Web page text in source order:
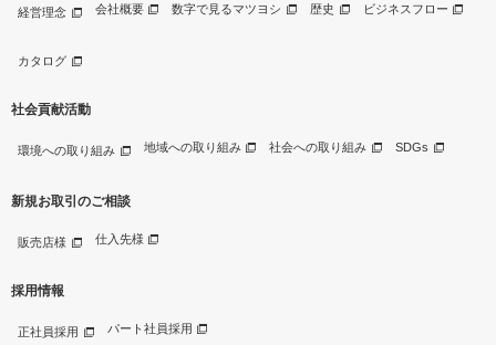
経営理念 会社概要 数字で見るマツヨシ 歴史 ビジネスフロー
カタログ
社会貢献活動
環境への取り組み 地域への取り組み 社会への取り組み SDGs
新規お取引のご相談
販売店様 仕入先様
採用情報
正社員採用 パート社員採用